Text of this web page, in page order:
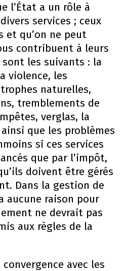
l’État a un rôle à
services ; ceux
qu’on ne peut
contribuent à leurs
sont les suivants : la
violence, les
naturelles,
tremblements de
verglas, la
que les problèmes
si ces services
que par l’impôt,
doivent être gérés
Dans la gestion de
aucune raison pour
ne devrait pas
aux règles de la
avec les